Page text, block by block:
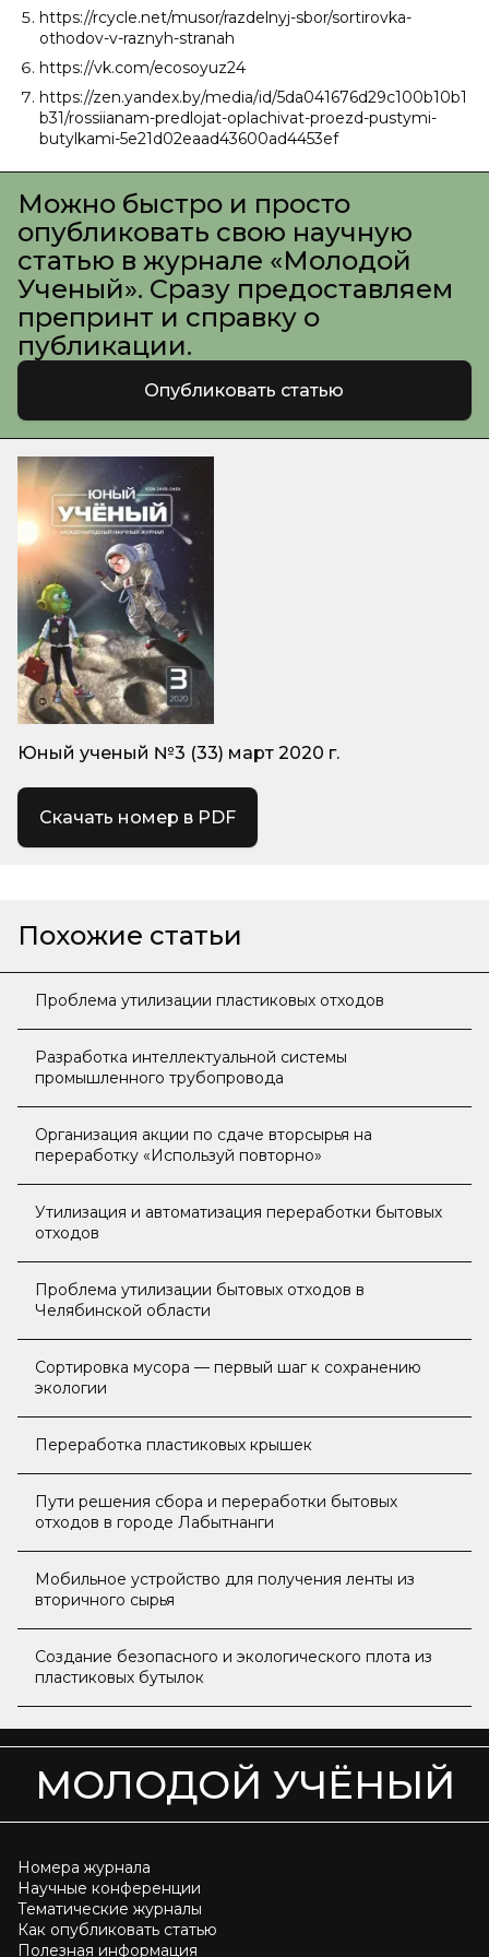
https://rcycle.net/musor/razdelnyj-sbor/sortirovka-
othodov-v-raznyh-stranah
https://vk.com/ecosoyuz24
https://zen.yandex.by/media/id/5da041676d29c100b10b1
b31/rossiianam-predlojat-oplachivat-proezd-pustymi-
butylkami-5e21d02eaad43600ad4453ef
Можно быстро и просто
опубликовать свою научную
статью в журнале «Молодой
Ученый». Сразу предоставляем
препринт и справку о
публикации.
Опубликовать статью
Юный ученый №3 (33) март 2020 г.
Скачать номер в PDF
Похожие статьи
Проблема утилизации пластиковых отходов
Разработка интеллектуальной системы
промышленного трубопровода
Организация акции по сдаче вторсырья на
переработку «Используй повторно»
Утилизация и автоматизация переработки бытовых
отходов
Проблема утилизации бытовых отходов в
Челябинской области
Сортировка мусора — первый шаг к сохранению
экологии
Переработка пластиковых крышек
Пути решения сбора и переработки бытовых
отходов в городе Лабытнанги
Мобильное устройство для получения ленты из
вторичного сырья
Создание безопасного и экологического плота из
пластиковых бутылок
МОЛОДОЙ УЧЁНЫЙ
Номера журнала
Научные конференции
Тематические журналы
Как опубликовать статью
Полезная информация